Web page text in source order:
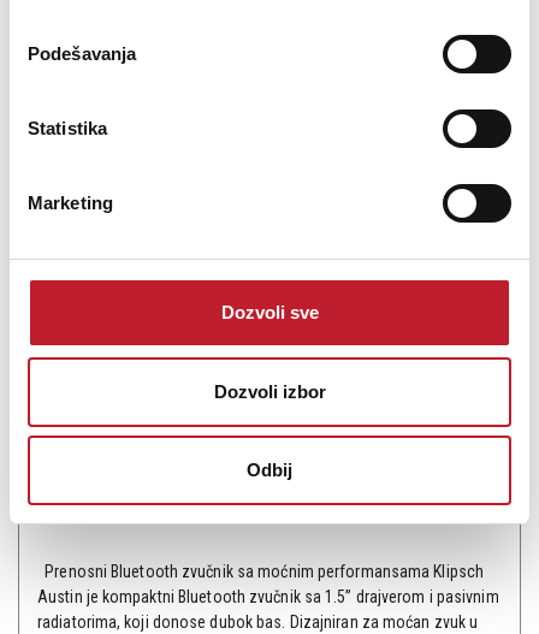
Podešavanja
Statistika
Marketing
Dozvoli sve
Dozvoli izbor
Odbij
Na stanju
DODAJ U KORPU
Klipsch Austin
Prenosni Bluetooth zvučnik sa moćnim performansama Klipsch
Austin je kompaktni Bluetooth zvučnik sa 1.5” drajverom i pasivnim
radiatorima, koji donose dubok bas. Dizajniran za moćan zvuk u